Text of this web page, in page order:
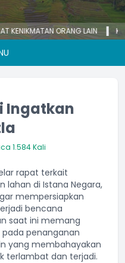
ORANG LAIN
Ingatkan
1.584 Kali
rapat terkait
lahan di Istana Negara,
mempersiapkan
bencana
saat ini memang
penanganan
yang membahayakan
terlambat dan terjadi.